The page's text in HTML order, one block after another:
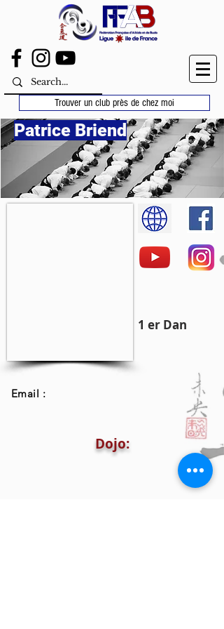
Trouver un club près de chez moi
Patrice Briend
1 er Dan
Email :
Dojo: